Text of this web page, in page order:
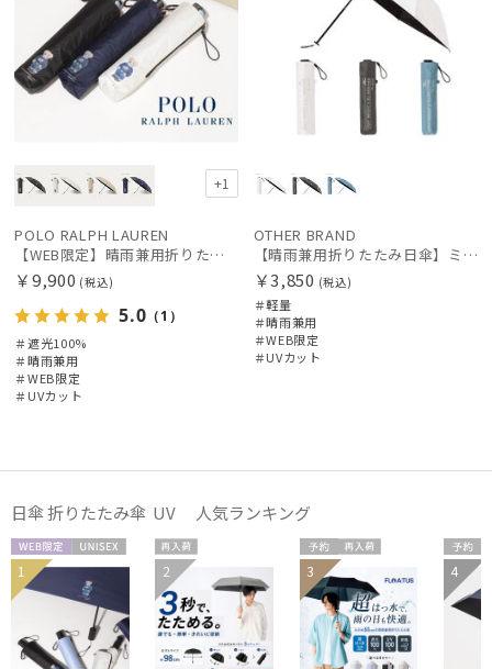
価格・割引率
販売状況
入荷状況
+1
POLO RALPH LAUREN
【WEB限定】晴雨兼用折りたたみ日傘 ポロ ラルフ ローレン（POLO RALPH LAUREN）ベア 遮光100 UV100
￥9,900 (税込)
5.0 （1）
＃遮光100%
＃晴雨兼用
＃WEB限定
＃UVカット
OTHER BRAND
【晴雨兼用折りたたみ日傘】ミズノ（MIZUNO）ワンポイントロゴ 一級遮光99.99% 遮熱 UV99％以上 晴雨兼用 軽量
￥3,850 (税込)
＃軽量
＃晴雨兼用
＃WEB限定
＃UVカット
日傘 折りたたみ傘 UV 人気ランキング
WEB限
定
UNISE
1
再入
荷
メディア掲
載商品
UNISE
X
2 予約 再入
荷
UNISE
X
3 予約
送料無
料
4